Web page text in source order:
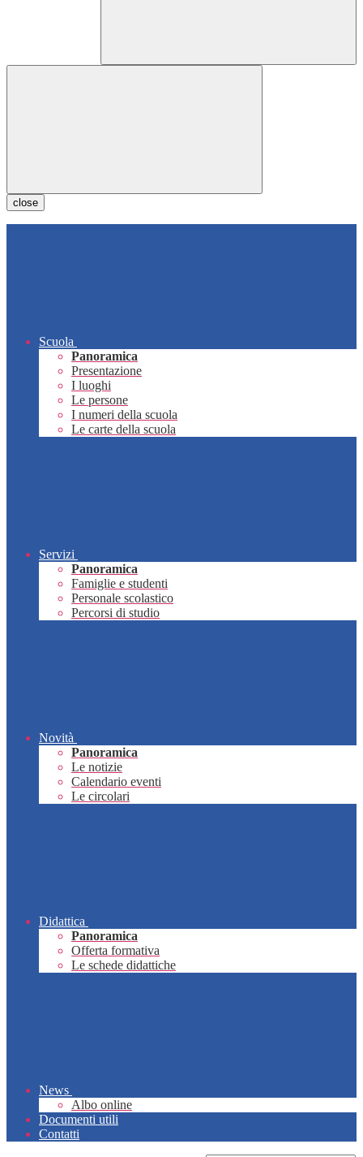
close
Scuola
Panoramica
Presentazione
I luoghi
Le persone
I numeri della scuola
Le carte della scuola
Servizi
Panoramica
Famiglie e studenti
Personale scolastico
Percorsi di studio
Novità
Panoramica
Le notizie
Calendario eventi
Le circolari
Didattica
Panoramica
Offerta formativa
Le schede didattiche
News
Albo online
Documenti utili
Contatti